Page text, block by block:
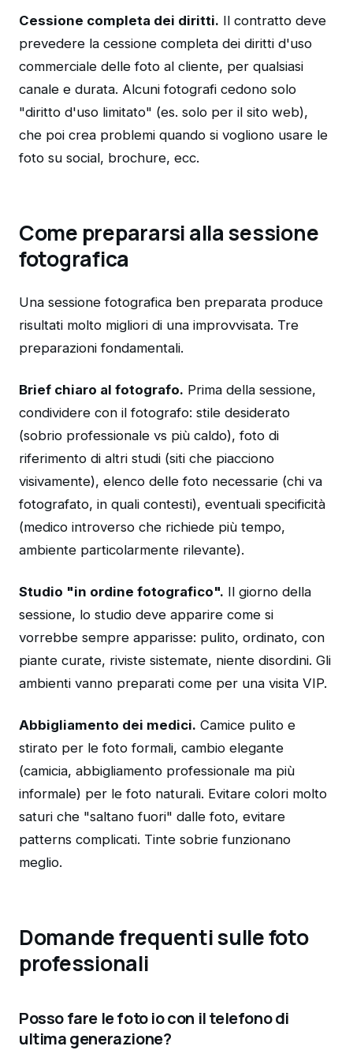
Cessione completa dei diritti. Il contratto deve
prevedere la cessione completa dei diritti d'uso
commerciale delle foto al cliente, per qualsiasi
canale e durata. Alcuni fotografi cedono solo
"diritto d'uso limitato" (es. solo per il sito web),
che poi crea problemi quando si vogliono usare le
foto su social, brochure, ecc.
Come prepararsi alla sessione
fotografica
Una sessione fotografica ben preparata produce
risultati molto migliori di una improvvisata. Tre
preparazioni fondamentali.
Brief chiaro al fotografo. Prima della sessione,
condividere con il fotografo: stile desiderato
(sobrio professionale vs più caldo), foto di
riferimento di altri studi (siti che piacciono
visivamente), elenco delle foto necessarie (chi va
fotografato, in quali contesti), eventuali specificità
(medico introverso che richiede più tempo,
ambiente particolarmente rilevante).
Studio "in ordine fotografico". Il giorno della
sessione, lo studio deve apparire come si
vorrebbe sempre apparisse: pulito, ordinato, con
piante curate, riviste sistemate, niente disordini. Gli
ambienti vanno preparati come per una visita VIP.
Abbigliamento dei medici. Camice pulito e
stirato per le foto formali, cambio elegante
(camicia, abbigliamento professionale ma più
informale) per le foto naturali. Evitare colori molto
saturi che "saltano fuori" dalle foto, evitare
patterns complicati. Tinte sobrie funzionano
meglio.
Domande frequenti sulle foto
professionali
Posso fare le foto io con il telefono di
ultima generazione?